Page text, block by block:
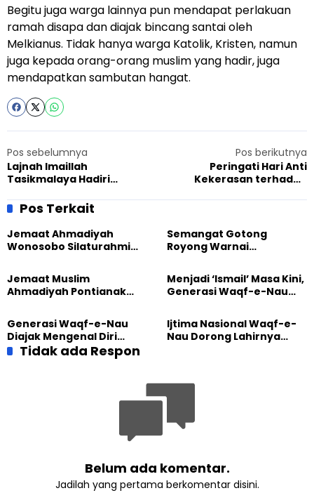
Begitu juga warga lainnya pun mendapat perlakuan
ramah disapa dan diajak bincang santai oleh
Melkianus. Tidak hanya warga Katolik, Kristen, namun
juga kepada orang-orang muslim yang hadir, juga
mendapatkan sambutan hangat.
Pos sebelumnya
Lajnah Imaillah
Tasikmalaya Hadiri
Pentingnya Peran
Perempuan Menuju
Indonesia Emas
Pos berikutnya
Peringati Hari Anti
Kekerasan terhadap
Ahamdiyah Sadasari
Keadilan
Pos Terkait
Jemaat Ahmadiyah
Wonosobo Silaturahmi
GPdI Eben Haezer
Semangat Gotong
Royong Warnai
Masjid di Jemaat
Ahmadiyah Sukapura
Jemaat Muslim
Ahmadiyah Pontianak
Perkuat Kolaborasi Sosial
Menjadi ‘Ismail’ Masa Kini,
Generasi Waqf-e-Nau
Pengabdian
Generasi Waqf-e-Nau
Diajak Mengenal Diri
Sebelum Mengubah
Ijtima Nasional Waqf-e-
Nau Dorong Lahirnya
Tidak ada Respon
Belum ada komentar.
Jadilah yang pertama berkomentar disini.